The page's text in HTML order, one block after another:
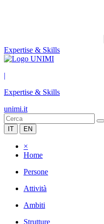
Expertise & Skills
|
Expertise & Skills
unimi.it
IT EN
×
Home
Persone
Attività
Ambiti
Strutture